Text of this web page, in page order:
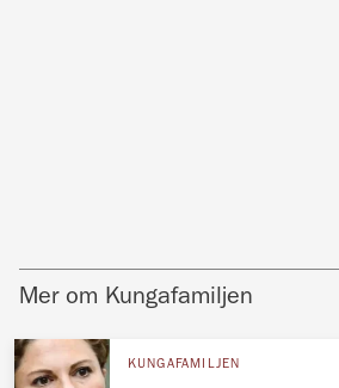
Mer om Kungafamiljen
KUNGAFAMILJEN